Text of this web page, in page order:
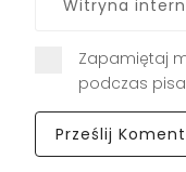
Zapamiętaj
podczas